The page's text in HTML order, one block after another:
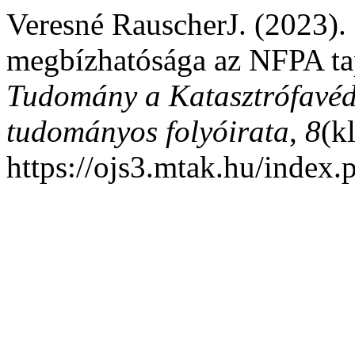
Veresné RauscherJ.
megbízhatósága az NFPA
Tudomány a
tudományos folyóirata, 8
https://ojs3.mtak.hu/